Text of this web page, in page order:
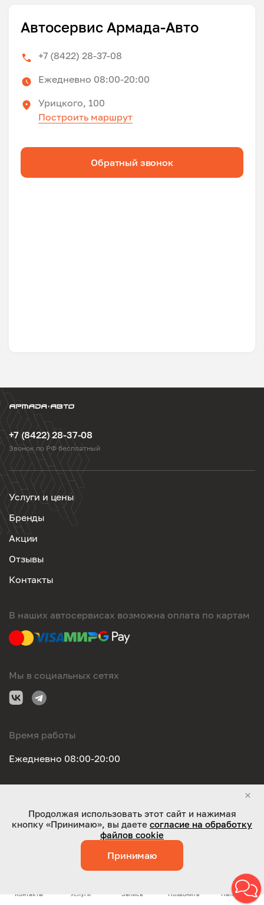
Автосервис Армада-Авто
+7 (8422) 28-37-08
Ежедневно 08:00-20:00
Урицкого, 100
Построить маршрут
Обратный звонок
Контакты Услуги Запись Позвонить Написать
+7 (8422) 28-37-08
Звонок по РФ бесплатный
Услуги и цены
Бренды
Акции
Отзывы
Контакты
В наших автосервисах возможна оплата по картам
Мы в социальных сетях
Время работы
Ежедневно 08:00-20:00
ООО "Оригинал-сервис". Все права защищены 2026
Работает на технологиях:Jaky
Продолжая использовать этот сайт и нажимая
кнопку «Принимаю», вы даете согласие на обработку
файлов cookie
Принимаю